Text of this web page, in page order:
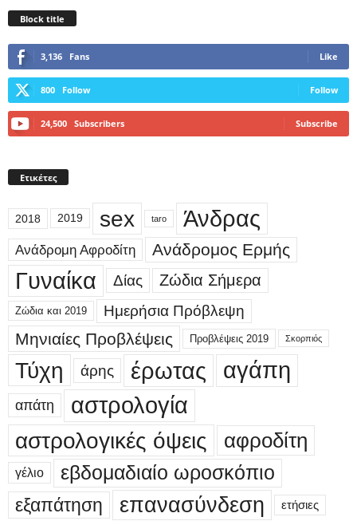
Block title
3,136 Fans Like
800 Follow Follow
24,500 Subscribers Subscribe
Ετικέτες
2018 2019 sex taro Άνδρας
Ανάδρομη Αφροδίτη Ανάδρομος Ερμής
Γυναίκα Δίας Ζώδια Σήμερα
Ζώδια και 2019 Ημερήσια Πρόβλεψη
Μηνιαίες Προβλέψεις Προβλέψεις 2019 Σκορπιός
Τύχη άρης έρωτας αγάπη
απάτη
αστρολογία
αστρολογικές όψεις
αφροδίτη
γέλιο εβδομαδιαίο ωροσκόπιο
εξαπάτηση επανασύνδεση ετήσιες